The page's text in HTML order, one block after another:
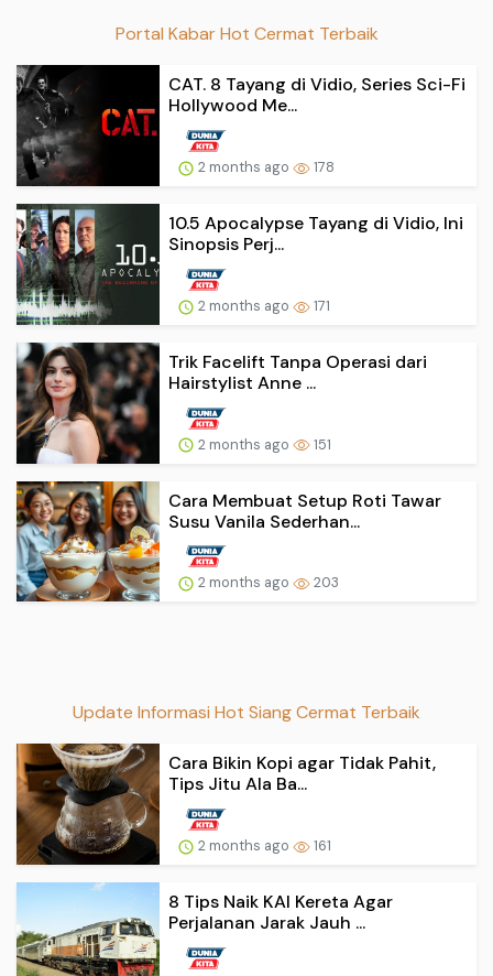
Portal Kabar Hot Cermat Terbaik
CAT. 8 Tayang di Vidio, Series Sci-Fi
Hollywood Me...
2 months ago 178
10.5 Apocalypse Tayang di Vidio, Ini
Sinopsis Perj...
2 months ago 171
Trik Facelift Tanpa Operasi dari
Hairstylist Anne ...
2 months ago 151
Cara Membuat Setup Roti Tawar
Susu Vanila Sederhan...
2 months ago 203
Update Informasi Hot Siang Cermat Terbaik
Cara Bikin Kopi agar Tidak Pahit,
Tips Jitu Ala Ba...
2 months ago 161
8 Tips Naik KAI Kereta Agar
Perjalanan Jarak Jauh ...